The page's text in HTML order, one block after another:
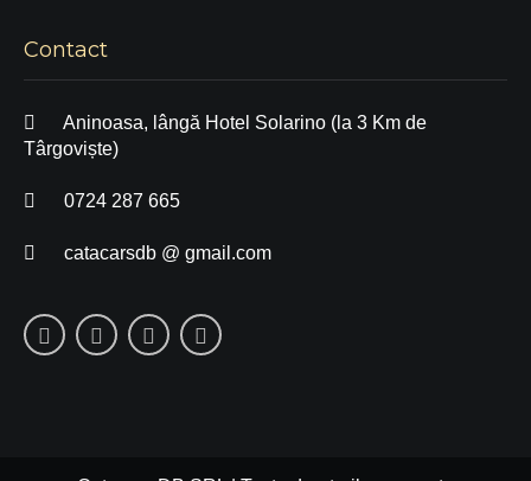
Contact
Aninoasa, lângă Hotel Solarino (la 3 Km de
Târgoviște)
0724 287 665
catacarsdb @ gmail.com